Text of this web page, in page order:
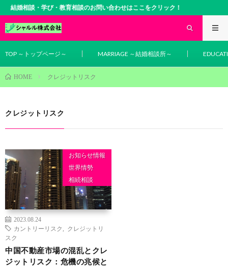
結婚相談・学び・教育相談のお問い合わせはここをクリック！
TOP ～トップページ～ MARRIAGE ～結婚相談所～
HOME クレジットリスク
クレジットリスク
お知らせ情報
世界情勢
相続相談
2023.08.24
カントリーリスク
クレジットリ
スク
中国不動産市場の混乱とクレ
ジットリスク：危機の兆候と